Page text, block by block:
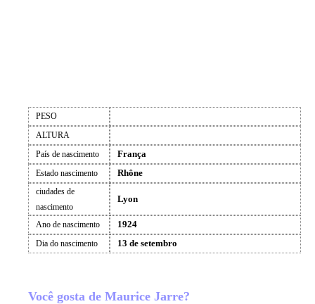
PESO
ALTURA
País de nascimento
França
Estado nascimento Rhône
ciudades de
nascimento
Lyon
Ano de nascimento 1924
Dia do nascimento 13 de setembro
Você gosta de Maurice Jarre?